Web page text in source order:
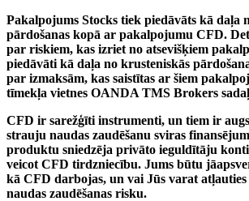
Pakalpojums Stocks tiek piedāvāts kā daļa
pārdošanas kopā ar pakalpojumu CFD.
par riskiem, kas izriet no atsevišķiem
piedāvāti kā daļa no krusteniskās
par izmaksām, kas saistītas ar šiem
tīmekļa vietnes OANDA TMS Brokers
CFD ir sarežģīti instrumenti, un tiem ir
strauju naudas zaudēšanu sviras
produktu sniedzēja privāto ieguldītāju
veicot CFD tirdzniecību. Jums būtu
kā CFD darbojas, un vai Jūs varat atļauties
naudas zaudēšanas risku.